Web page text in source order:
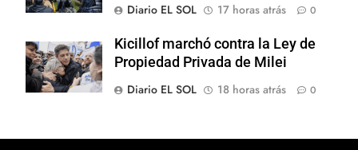
Diario EL SOL
17 horas atrás 0
Kicillof marchó contra la Ley de
Propiedad Privada de Milei
Diario EL SOL
18 horas atrás 0